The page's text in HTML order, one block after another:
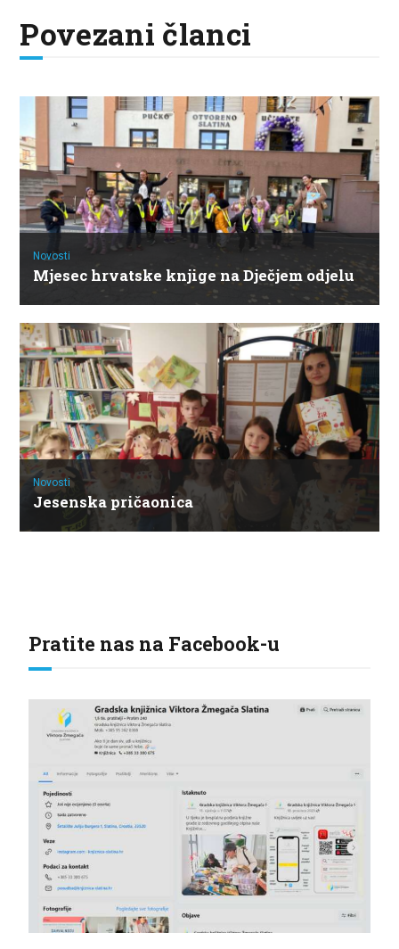
Povezani članci
Novosti
Mjesec hrvatske knjige na Dječjem odjelu
Novosti
Jesenska pričaonica
Pratite nas na Facebook-u